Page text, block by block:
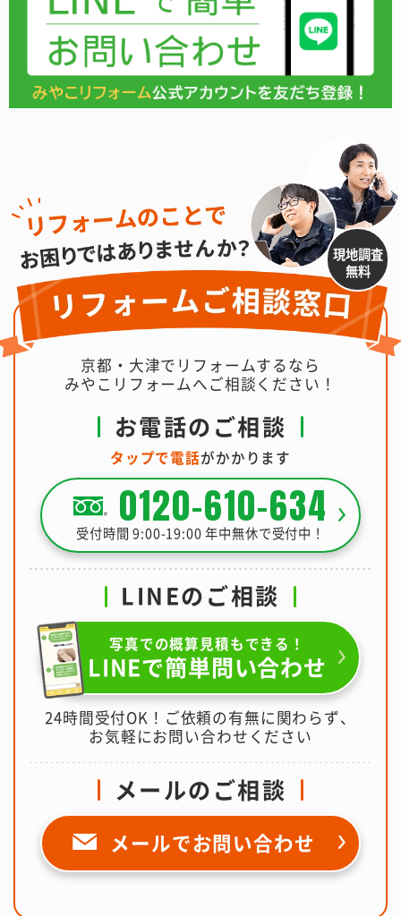
現地調査
無料
京都・大津でリフォームするなら
みやこリフォームへご相談ください！
お電話のご相談
タップで電話がかかります
0120-610-634
受付時間 9:00-19:00 年中無休で受付中！
LINEのご相談
写真での概算見積もできる！
LINEで簡単問い合わせ
24時間受付OK！ご依頼の有無に関わらず、
お気軽にお問い合わせください
メールのご相談
メールでお問い合わせ